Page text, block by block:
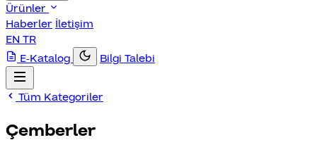
Ürünler
Haberler İletişim
EN TR
E-Katalog
Bilgi Talebi
Tüm Kategoriler
Çemberler